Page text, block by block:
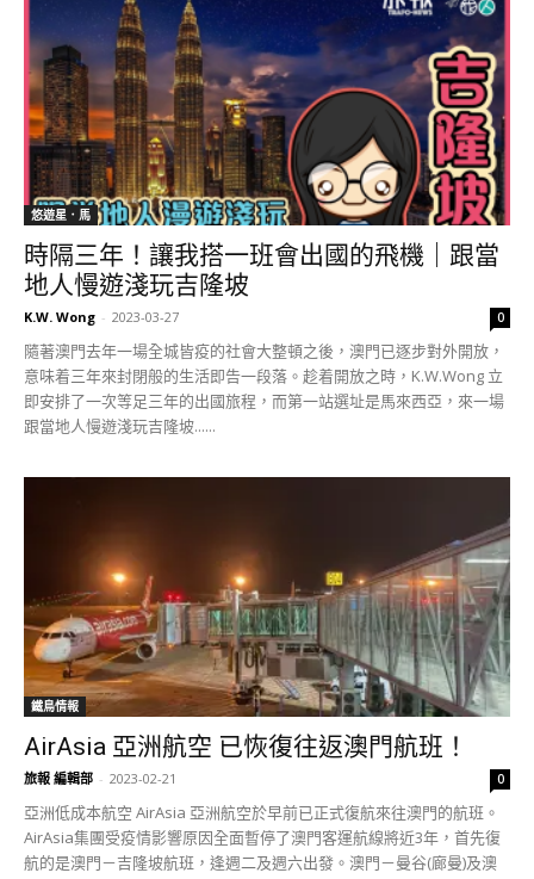
悠遊星．馬
時隔三年！讓我搭一班會出國的飛機｜跟當
地人慢遊淺玩吉隆坡
K.W. Wong - 2023-03-27 0
隨著澳門去年一場全城皆疫的社會大整頓之後，澳門已逐步對外開放，
意味着三年來封閉般的生活即告一段落。趁着開放之時，K.W.Wong 立
即安排了一次等足三年的出國旅程，而第一站選址是馬來西亞，來一場
跟當地人慢遊淺玩吉隆坡......
鐵鳥情報
AirAsia 亞洲航空 已恢復往返澳門航班！
旅報 編輯部 - 2023-02-21 0
亞洲低成本航空 AirAsia 亞洲航空於早前已正式復航來往澳門的航班。
AirAsia集團受疫情影響原因全面暫停了澳門客運航線將近3年，首先復
航的是澳門－吉隆坡航班，逢週二及週六出發。澳門－曼谷(廊曼)及澳